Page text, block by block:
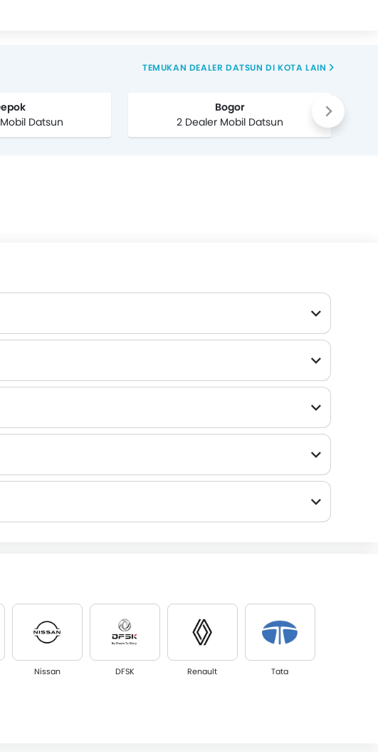
Datsun
Bogor
2 Dealer Mobil Datsun
TEMUKAN DEALER DATSUN DI KOTA LAIN
Nissan DFSK Renault Tata